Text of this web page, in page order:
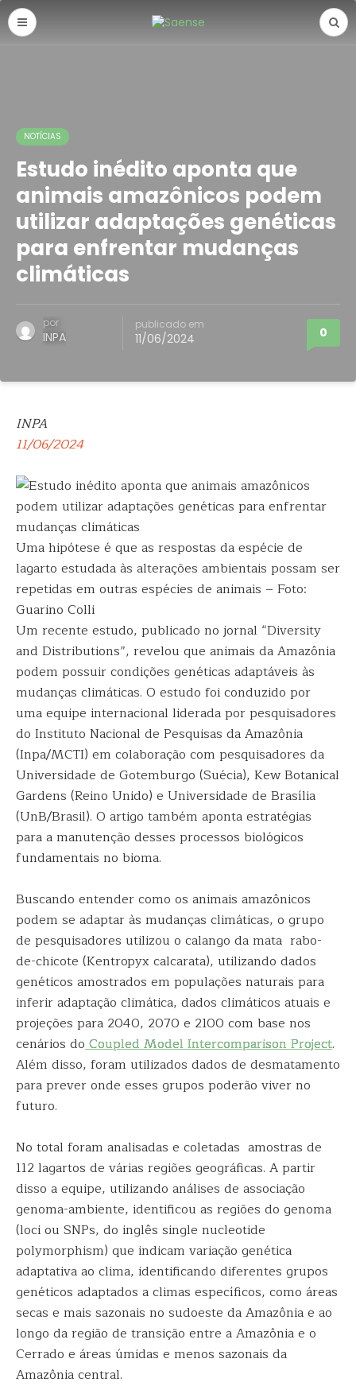
NOTÍCIAS
Estudo inédito aponta que
animais amazônicos podem
utilizar adaptações genéticas
para enfrentar mudanças
climáticas
por
INPA
publicado em
11/06/2024 0
INPA
11/06/2024
Uma hipótese é que as respostas da espécie de
lagarto estudada às alterações ambientais possam ser
repetidas em outras espécies de animais – Foto:
Guarino Colli
Um recente estudo, publicado no jornal “Diversity
and Distributions”, revelou que animais da Amazônia
podem possuir condições genéticas adaptáveis às
mudanças climáticas. O estudo foi conduzido por
uma equipe internacional liderada por pesquisadores
do Instituto Nacional de Pesquisas da Amazônia
(Inpa/MCTI) em colaboração com pesquisadores da
Universidade de Gotemburgo (Suécia), Kew Botanical
Gardens (Reino Unido) e Universidade de Brasília
(UnB/Brasil). O artigo também aponta estratégias
para a manutenção desses processos biológicos
fundamentais no bioma.
Buscando entender como os animais amazônicos
podem se adaptar às mudanças climáticas, o grupo
de pesquisadores utilizou o calango da mata rabo-
de-chicote (Kentropyx calcarata), utilizando dados
genéticos amostrados em populações naturais para
inferir adaptação climática, dados climáticos atuais e
projeções para 2040, 2070 e 2100 com base nos
cenários doCoupled Model Intercomparison Project.
Além disso, foram utilizados dados de desmatamento
para prever onde esses grupos poderão viver no
futuro.
No total foram analisadas e coletadas amostras de
112 lagartos de várias regiões geográficas. A partir
disso a equipe, utilizando análises de associação
genoma-ambiente, identificou as regiões do genoma
(loci ou SNPs, do inglês single nucleotide
polymorphism) que indicam variação genética
adaptativa ao clima, identificando diferentes grupos
genéticos adaptados a climas específicos, como áreas
secas e mais sazonais no sudoeste da Amazônia e ao
longo da região de transição entre a Amazônia e o
Cerrado e áreas úmidas e menos sazonais da
Amazônia central.